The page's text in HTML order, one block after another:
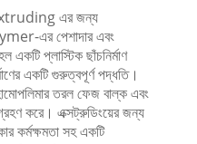
এর জন্য
এর পেশাদার এবং
একটি প্লাস্টিক ছাঁচনির্মাণ
একটি গুরুত্বপূর্ণ পদ্ধতি।
তরল ফেজ বাল্ক এবং
করে। এক্সট্রুডিংয়ের জন্য
কর্মক্ষমতা সহ একটি